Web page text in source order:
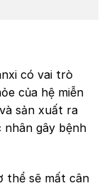
có vai trò
của hệ miễn
sản xuất ra
gây bệnh
thể sẽ mất cân